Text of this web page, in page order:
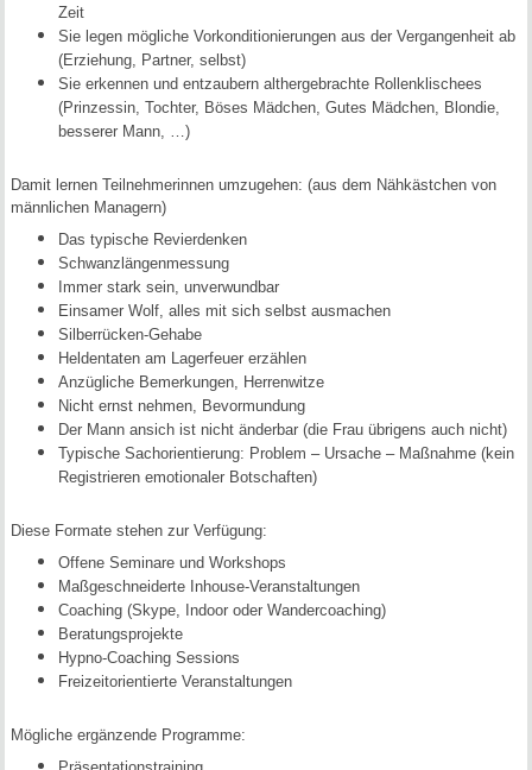
Zeit
Sie legen mögliche Vorkonditionierungen aus der Vergangenheit ab
(Erziehung, Partner, selbst)
Sie erkennen und entzaubern althergebrachte Rollenklischees
(Prinzessin, Tochter, Böses Mädchen, Gutes Mädchen, Blondie,
besserer Mann, …)
Damit lernen Teilnehmerinnen umzugehen: (aus dem Nähkästchen von
männlichen Managern)
Das typische Revierdenken
Schwanzlängenmessung
Immer stark sein, unverwundbar
Einsamer Wolf, alles mit sich selbst ausmachen
Silberrücken-Gehabe
Heldentaten am Lagerfeuer erzählen
Anzügliche Bemerkungen, Herrenwitze
Nicht ernst nehmen, Bevormundung
Der Mann ansich ist nicht änderbar (die Frau übrigens auch nicht)
Typische Sachorientierung: Problem – Ursache – Maßnahme (kein
Registrieren emotionaler Botschaften)
Diese Formate stehen zur Verfügung:
Offene Seminare und Workshops
Maßgeschneiderte Inhouse-Veranstaltungen
Coaching (Skype, Indoor oder Wandercoaching)
Beratungsprojekte
Hypno-Coaching Sessions
Freizeitorientierte Veranstaltungen
Mögliche ergänzende Programme: